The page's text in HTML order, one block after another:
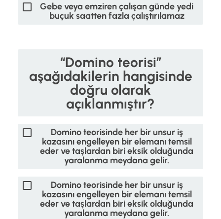
Gebe veya emziren çalışan günde yedi
buçuk saatten fazla çalıştırılamaz
“Domino teorisi”
aşağıdakilerin hangisinde
doğru olarak
açıklanmıştır?
Domino teorisinde her bir unsur iş
kazasını engelleyen bir elemanı temsil
eder ve taşlardan biri eksik olduğunda
yaralanma meydana gelir.
Domino teorisinde her bir unsur iş
kazasını engelleyen bir elemanı temsil
eder ve taşlardan biri eksik olduğunda
yaralanma meydana gelir.